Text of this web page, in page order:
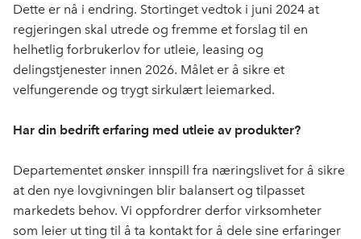
Dette er nå i endring. Stortinget vedtok i juni 2024 at
regjeringen skal utrede og fremme et forslag til en
helhetlig forbrukerlov for utleie, leasing og
delingstjenester innen 2026. Målet er å sikre et
velfungerende og trygt sirkulært leiemarked.
Har din bedrift erfaring med utleie av produkter?
Departementet ønsker innspill fra næringslivet for å sikre
at den nye lovgivningen blir balansert og tilpasset
markedets behov. Vi oppfordrer derfor virksomheter
som leier ut ting til å ta kontakt for å dele sine erfaringer